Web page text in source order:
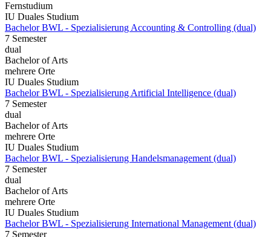
Fernstudium
IU Duales Studium
Bachelor BWL - Spezialisierung Accounting & Controlling (dual)
7 Semester
dual
Bachelor of Arts
mehrere Orte
IU Duales Studium
Bachelor BWL - Spezialisierung Artificial Intelligence (dual)
7 Semester
dual
Bachelor of Arts
mehrere Orte
IU Duales Studium
Bachelor BWL - Spezialisierung Handelsmanagement (dual)
7 Semester
dual
Bachelor of Arts
mehrere Orte
IU Duales Studium
Bachelor BWL - Spezialisierung International Management (dual)
7 Semester